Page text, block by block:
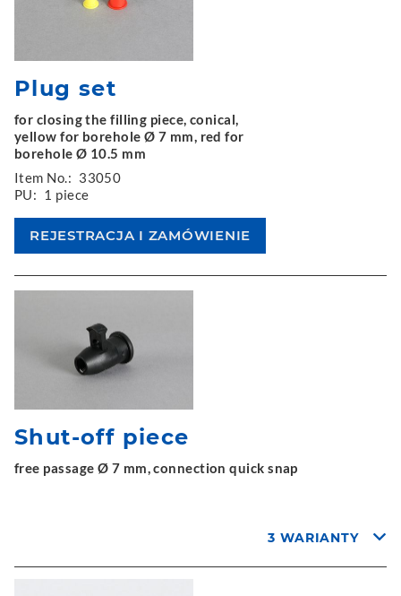
Plug set
for closing the filling piece, conical,
yellow for borehole Ø 7 mm, red for
borehole Ø 10.5 mm
Item No.: 33050
PU: 1 piece
Shut-off piece
free passage Ø 7 mm, connection quick snap
3 WARIANTY